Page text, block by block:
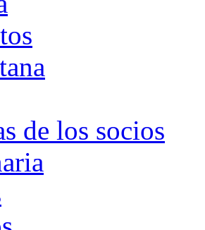
de los socios